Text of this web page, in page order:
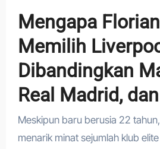
Mengapa
Memilih
Dibandingkan
Real Madrid,
Meskipun baru berusia 22
menarik minat sejumlah klub